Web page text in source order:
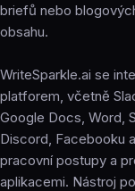
briefů nebo
obsahu.
WriteSparkle.ai se
platforem, včetně
Google Docs, Word,
Discord, Facebooku
pracovní postupy a
aplikacemi. Nástroj